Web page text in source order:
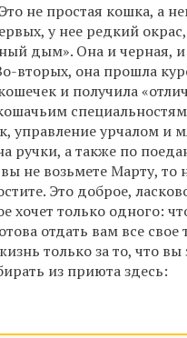
не простая кошка, а
у нее редкий
дым». Она и черная, и
вторых, она прошла
и получила
управление урчалом и
ручки, а также по
не возьмете Марту, то
Это доброе,
хочет только одного:
отдать вам все свое
только за то, что вы
из приюта здесь: